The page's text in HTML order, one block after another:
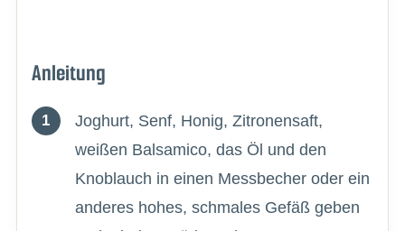
Anleitung
Joghurt, Senf, Honig, Zitronensaft,
weißen Balsamico, das Öl und den
Knoblauch in einen Messbecher oder ein
anderes hohes, schmales Gefäß geben